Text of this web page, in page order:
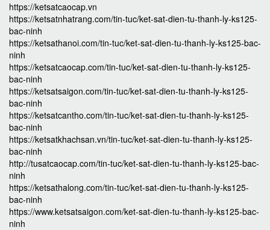
https://ketsatcaocap.vn
https://ketsatnhatrang.com/tin-tuc/ket-sat-dien-tu-thanh-ly-ks125-
bac-ninh
https://ketsathanoi.com/tin-tuc/ket-sat-dien-tu-thanh-ly-ks125-bac-
ninh
https://ketsatcaocap.com/tin-tuc/ket-sat-dien-tu-thanh-ly-ks125-
bac-ninh
https://ketsatsaigon.com/tin-tuc/ket-sat-dien-tu-thanh-ly-ks125-
bac-ninh
https://ketsatcantho.com/tin-tuc/ket-sat-dien-tu-thanh-ly-ks125-
bac-ninh
https://ketsatkhachsan.vn/tin-tuc/ket-sat-dien-tu-thanh-ly-ks125-
bac-ninh
http://tusatcaocap.com/tin-tuc/ket-sat-dien-tu-thanh-ly-ks125-bac-
ninh
https://ketsathalong.com/tin-tuc/ket-sat-dien-tu-thanh-ly-ks125-
bac-ninh
https://www.ketsatsaigon.com/ket-sat-dien-tu-thanh-ly-ks125-bac-
ninh